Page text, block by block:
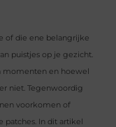
of die ene belangrijke
puistjes op je gezicht.
momenten en hoewel
niet. Tegenwoordig
voorkomen of
patches. In dit artikel